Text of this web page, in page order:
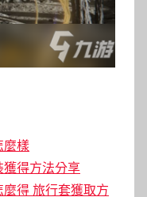
麼樣
獲得方法分享
麼得 旅行套獲取方